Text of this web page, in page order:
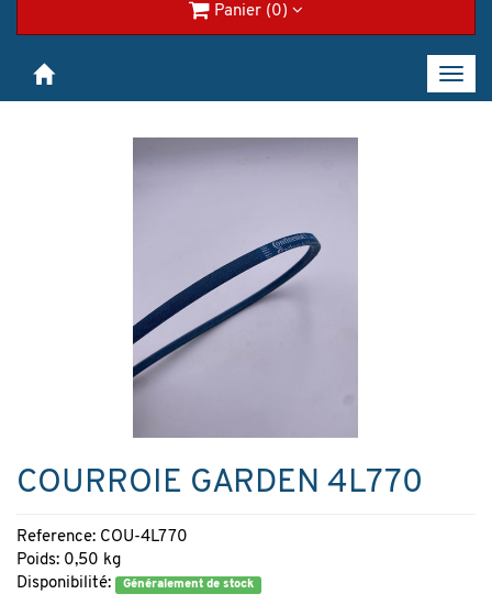
Panier (0)
COURROIE GARDEN 4L770
Reference: COU-4L770
Poids: 0,50 kg
Disponibilité:
Généralement de stock